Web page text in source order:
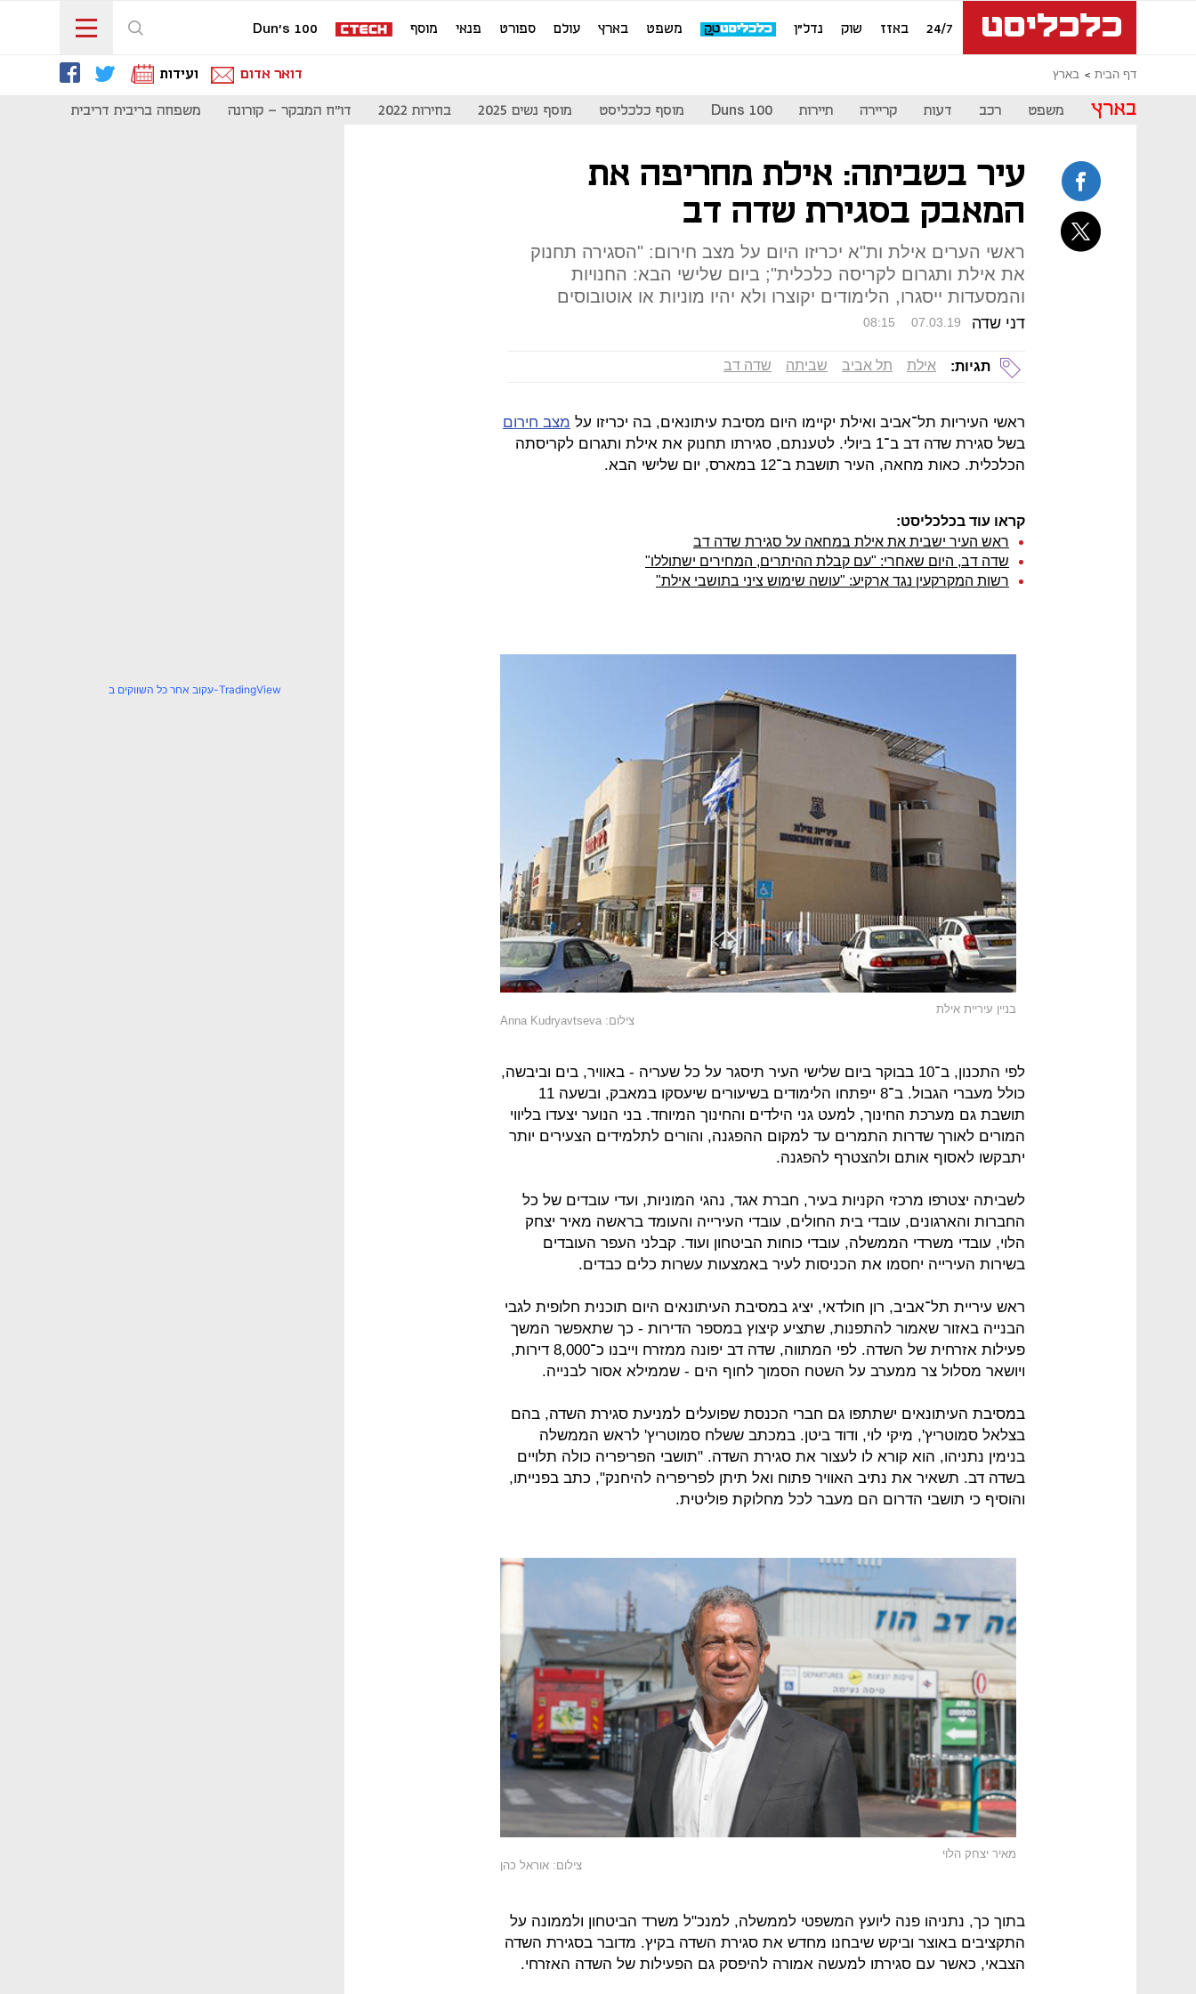
24/7 באזז שוק נדל"ן משפט בארץ עולם ספורט פנאי מוסף Dun's 100
דף הבית בארץ דואר אדום ועידות
בארץ משפט רכב דעות קריירה תיירות Duns 100 מוסף כלכליסט מוסף נשים 2025 בחירות 2022 דו"ח המבקר - קורונה משפחה בריבית דריבית
עיר בשביתה: אילת מחריפה את
המאבק בסגירת שדה דב
ראשי הערים אילת ות"א יכריזו היום על מצב חירום: "הסגירה תחנוק
את אילת ותגרום לקריסה כלכלית"; ביום שלישי הבא: החנויות
והמסעדות ייסגרו, הלימודים יקוצרו ולא יהיו מוניות או אוטובוסים
דני שדה 08:15 07.03.19
תגיות: אילת תל אביב שביתה שדה דב
ראשי העיריות תל־אביב ואילת יקיימו היום מסיבת עיתונאים, בה יכריזו על מצב חירום
בשל סגירת שדה דב ב־1 ביולי. לטענתם, סגירתו תחנוק את אילת ותגרום לקריסתה
הכלכלית. כאות מחאה, העיר תושבת ב־12 במארס, יום שלישי הבא.
קראו עוד בכלכליסט:
ראש העיר ישבית את אילת במחאה על סגירת שדה דב
שדה דב, היום שאחרי: "עם קבלת ההיתרים, המחירים ישתוללו"
רשות המקרקעין נגד ארקיע: "עושה שימוש ציני בתושבי אילת"
בניין עיריית אילת
צילום: Anna Kudryavtseva
לפי התכנון, ב־10 בבוקר ביום שלישי העיר תיסגר על כל שעריה - באוויר, בים וביבשה,
כולל מעברי הגבול. ב־8 ייפתחו הלימודים בשיעורים שיעסקו במאבק, ובשעה 11
תושבת גם מערכת החינוך, למעט גני הילדים והחינוך המיוחד. בני הנוער יצעדו בליווי
המורים לאורך שדרות התמרים עד למקום ההפגנה, והורים לתלמידים הצעירים יותר
יתבקשו לאסוף אותם ולהצטרף להפגנה.
לשביתה יצטרפו מרכזי הקניות בעיר, חברת אגד, נהגי המוניות, ועדי עובדים של כל
החברות והארגונים, עובדי בית החולים, עובדי העירייה והעומד בראשה מאיר יצחק
הלוי, עובדי משרדי הממשלה, עובדי כוחות הביטחון ועוד. קבלני העפר העובדים
בשירות העירייה יחסמו את הכניסות לעיר באמצעות עשרות כלים כבדים.
ראש עיריית תל־אביב, רון חולדאי, יציג במסיבת העיתונאים היום תוכנית חלופית לגבי
הבנייה באזור שאמור להתפנות, שתציע קיצוץ במספר הדירות - כך שתאפשר המשך
פעילות אזרחית של השדה. לפי המתווה, שדה דב יפונה ממזרח וייבנו כ־8,000 דירות,
ויושאר מסלול צר ממערב על השטח הסמוך לחוף הים - שממילא אסור לבנייה.
במסיבת העיתונאים ישתתפו גם חברי הכנסת שפועלים למניעת סגירת השדה, בהם
בצלאל סמוטריץ', מיקי לוי, ודוד ביטן. במכתב ששלח סמוטריץ' לראש הממשלה
בנימין נתניהו, הוא קורא לו לעצור את סגירת השדה. "תושבי הפריפריה כולה תלויים
בשדה דב. תשאיר את נתיב האוויר פתוח ואל תיתן לפריפריה להיחנק", כתב בפנייתו,
והוסיף כי תושבי הדרום הם מעבר לכל מחלוקת פוליטית.
מאיר יצחק הלוי
צילום: אוראל כהן
בתוך כך, נתניהו פנה ליועץ המשפטי לממשלה, למנכ"ל משרד הביטחון ולממונה על
התקציבים באוצר וביקש שיבחנו מחדש את סגירת השדה בקיץ. מדובר בסגירת השדה
הצבאי, כאשר עם סגירתו למעשה אמורה להיפסק גם הפעילות של השדה האזרחי.
עקוב אחר כל השווקים ב-TradingView